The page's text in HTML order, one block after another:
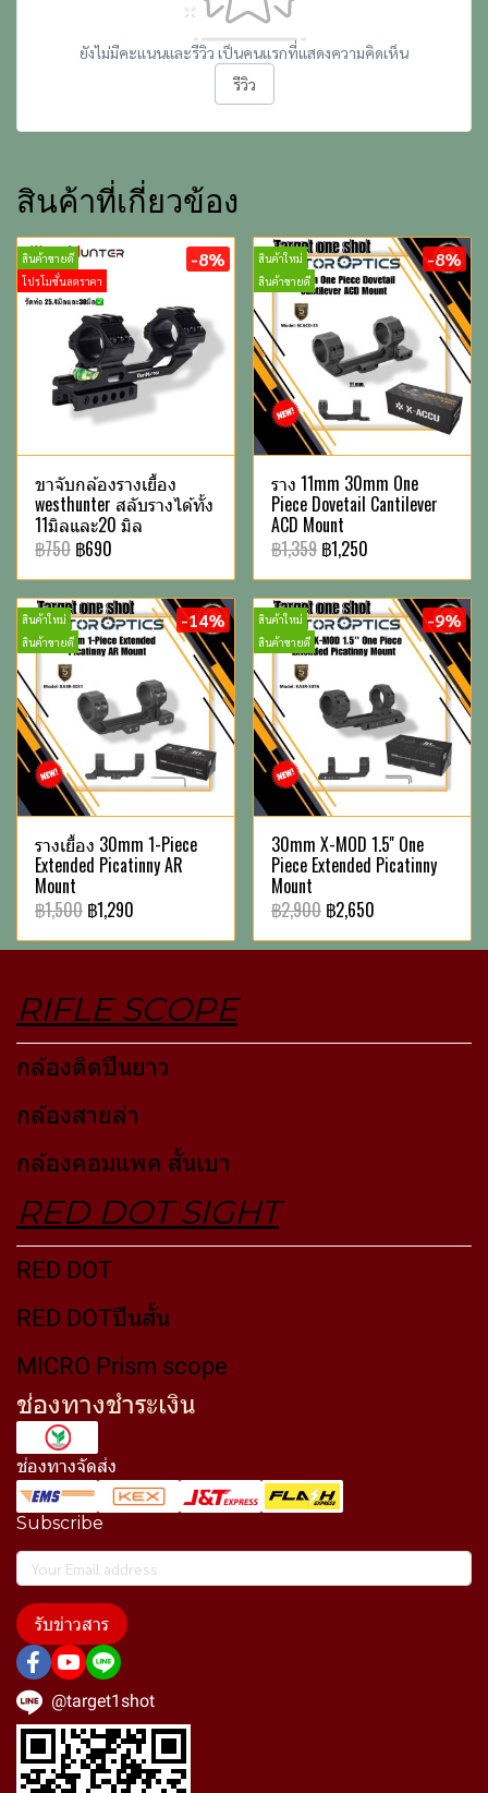
ยังไม่มีคะแนนและรีวิว เป็นคนแรกที่แสดงความคิดเห็น
รีวิว
สินค้าที่เกี่ยวข้อง
สินค้าขายดี
โปรโมชั่นลดราคา
-8%
ขาจับกล้องรางเยื้อง
westhunter สลับรางได้ทั้ง
11มิลและ20 มิล
฿750 ฿690
สินค้าใหม่
สินค้าขายดี
-8%
ราง 11mm 30mm One
Piece Dovetail Cantilever
ACD Mount
฿1,359 ฿1,250
สินค้าใหม่
สินค้าขายดี
-14%
รางเยื้อง 30mm 1-Piece
Extended Picatinny AR
Mount
฿1,500 ฿1,290
สินค้าใหม่
สินค้าขายดี
-9%
30mm X-MOD 1.5'' One
Piece Extended Picatinny
Mount
฿2,900 ฿2,650
RIFLE SCOPE
กล้องติดปืนยาว
กล้องสายล่า
กล้องคอมแพค สั้นเบา
RED DOT SIGHT
RED DOT
RED DOTปืนสั้น
MICRO Prism scope
ช่องทางชำระเงิน
ช่องทางจัดส่ง
Subscribe
รับข่าวสาร
@target1shot